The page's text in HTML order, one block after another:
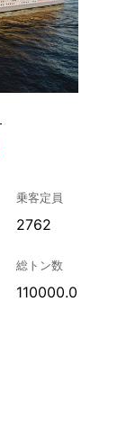
乗客定員
2762
総トン数
110000.0